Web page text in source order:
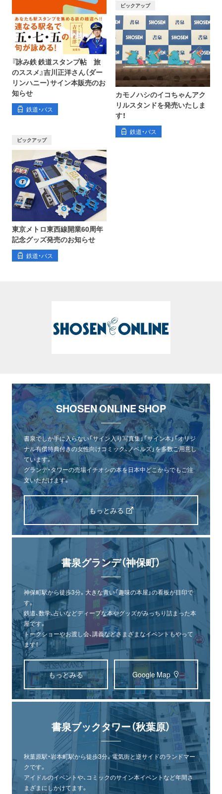
『詠み鉄 鉄道スタンプ帖 旅
のススメ』吉川正洋さん（ダー
リンハニー）サイン本販売のお
知らせ
鉄道・バス
ピックアップ
東京メトロ東西線開業60周年
記念グッズ発売のお知らせ
鉄道・バス
ピックアップ
カモノハシのイコちゃんアク
リルスタンドを発売いたしま
す！
鉄道・バス
SHOSEN ONLINE SHOP
書泉でしか手に入らない「サイン入り写真集」「サイン本」「オリジ
ナル有償特典付きの女性向けコミック、ノベルズ」を多数ご用意し
ています。
グランデ・タワーの売場イチオシの本を日本中どこからでもご注
文いただけます。
もっとみる
書泉グランデ（神保町）
神保町駅から徒歩3分。大きな青い「趣味の本屋」の看板が目印で
す。
鉄道、数学、占いなどディープな本やグッズがみっちり詰まった本
屋です。
トークショーやお渡し会、講義などさまざまなイベントもやって
ます！
もっとみる Google Map
書泉ブックタワー（秋葉原）
秋葉原駅・岩本町駅から徒歩3分。電気街と逆サイドのランドマー
クです。
アイドルのイベントや、コミックのサイン本イベントなど年間さ
まざまにしかけてます。